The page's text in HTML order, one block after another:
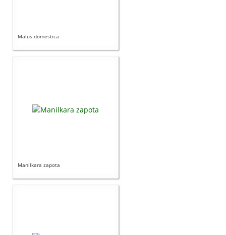
Malus domestica
Manilkara zapota